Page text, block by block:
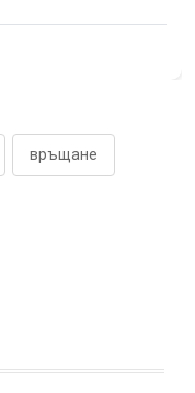
връщане